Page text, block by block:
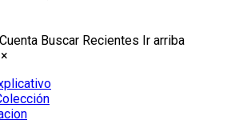
Cuenta Buscar Recientes Ir arriba
×